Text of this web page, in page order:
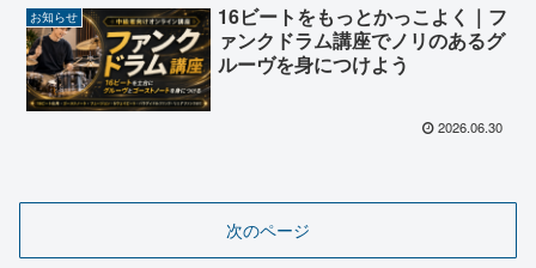
お知らせ
16ビートをもっとかっこよく｜フ
ァンクドラム講座でノリのあるグ
ルーヴを身につけよう
2026.06.30
次のページ